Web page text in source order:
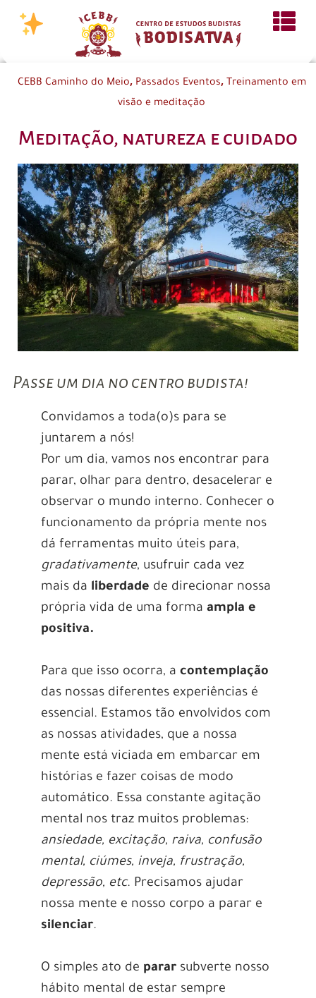
CEBB Caminho do Meio, Passados Eventos, Treinamento em
visão e meditação
Meditação, natureza e cuidado
Passe um dia no centro budista!
Convidamos a toda(o)s para se
juntarem a nós!
Por um dia, vamos nos encontrar para
parar, olhar para dentro, desacelerar e
observar o mundo interno. Conhecer o
funcionamento da própria mente nos
dá ferramentas muito úteis para,
gradativamente, usufruir cada vez
mais da liberdade de direcionar nossa
própria vida de uma forma ampla e
positiva.
Para que isso ocorra, a contemplação
das nossas diferentes experiências é
essencial. Estamos tão envolvidos com
as nossas atividades, que a nossa
mente está viciada em embarcar em
histórias e fazer coisas de modo
automático. Essa constante agitação
mental nos traz muitos problemas:
ansiedade, excitação, raiva, confusão
mental, ciúmes, inveja, frustração,
depressão, etc. Precisamos ajudar
nossa mente e nosso corpo a parar e
silenciar.
O simples ato de pararsubverte nosso
hábito mental de estar sempre